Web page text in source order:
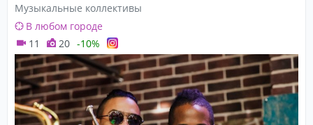
Музыкальные коллективы
В любом городе
11
20 -10%